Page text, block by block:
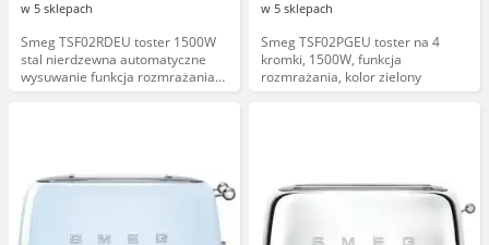
w 5 sklepach
Smeg TSF02RDEU toster 1500W
stal nierdzewna automatyczne
wysuwanie funkcja rozmrażania
funkcja opiekania marki Smeg
w 5 sklepach
Smeg TSF02PGEU toster na 4
kromki, 1500W, funkcja
rozmrażania, kolor zielony